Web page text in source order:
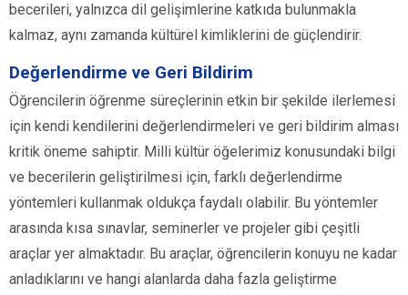
becerileri, yalnızca dil gelişimlerine katkıda bulunmakla
kalmaz, aynı zamanda kültürel kimliklerini de güçlendirir.
Değerlendirme ve Geri Bildirim
Öğrencilerin öğrenme süreçlerinin etkin bir şekilde ilerlemesi
için kendi kendilerini değerlendirmeleri ve geri bildirim alması
kritik öneme sahiptir. Milli kültür öğelerimiz konusundaki bilgi
ve becerilerin geliştirilmesi için, farklı değerlendirme
yöntemleri kullanmak oldukça faydalı olabilir. Bu yöntemler
arasında kısa sınavlar, seminerler ve projeler gibi çeşitli
araçlar yer almaktadır. Bu araçlar, öğrencilerin konuyu ne kadar
anladıklarını ve hangi alanlarda daha fazla geliştirme